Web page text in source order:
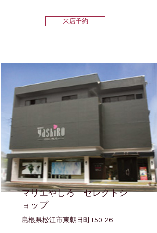
来店予約
マリエやしろ セレクトシ
ョップ
島根県松江市東朝日町150-26